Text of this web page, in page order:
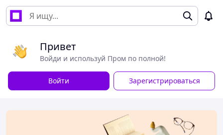
Привет
Войди и используй Пром по полной!
Войти Зарегистрироваться